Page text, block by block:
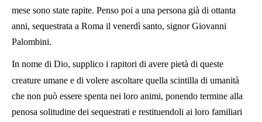
mese sono state rapite. Penso poi a una persona già di ottanta
anni, sequestrata a Roma il venerdì santo, signor Giovanni
Palombini.
In nome di Dio, supplico i rapitori di avere pietà di queste
creature umane e di volere ascoltare quella scintilla di umanità
che non può essere spenta nei loro animi, ponendo termine alla
penosa solitudine dei sequestrati e restituendoli ai loro familiari